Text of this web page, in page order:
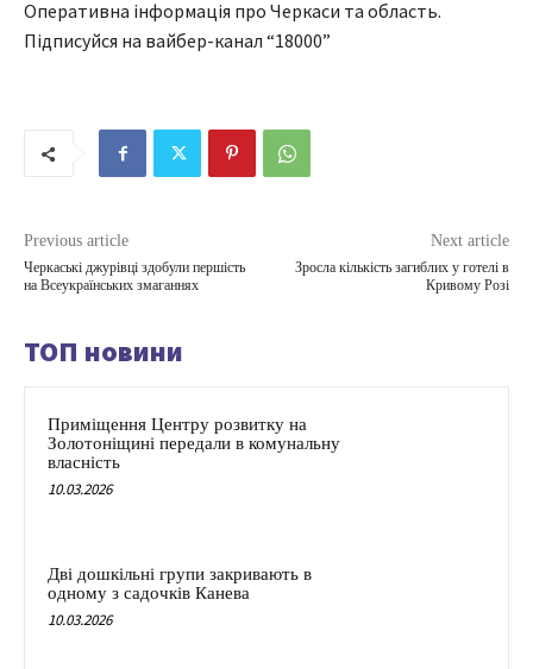
Оперативна інформація про Черкаси та область.
Підписуйся на вайбер-канал “18000”
Previous article
Черкаські джурівці здобули першість
на Всеукраїнських змаганнях
Next article
Зросла кількість загиблих у готелі в
Кривому Розі
ТОП новини
Приміщення Центру розвитку на
Золотоніщині передали в комунальну
власність
10.03.2026
Дві дошкільні групи закривають в
одному з садочків Канева
10.03.2026